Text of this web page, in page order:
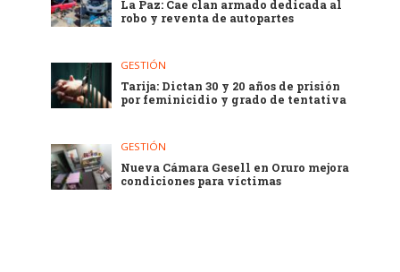
La Paz: Cae clan armado dedicada al
robo y reventa de autopartes
GESTIÓN
Tarija: Dictan 30 y 20 años de prisión
por feminicidio y grado de tentativa
GESTIÓN
Nueva Cámara Gesell en Oruro mejora
condiciones para víctimas